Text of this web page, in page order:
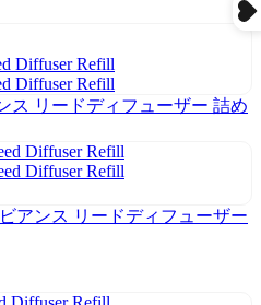
ス リードディフューザー 詰め
アンス リードディフューザー